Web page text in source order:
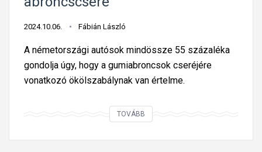
2024.10.06. Fábián László
A németországi autósok mindössze 55 százaléka
gondolja úgy, hogy a gumiabroncsok cseréjére
vonatkozó ökölszabálynak van értelme.
TOVÁBB
é